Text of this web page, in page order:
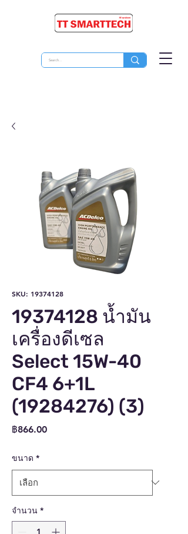
SKU: 19374128
19374128 น้ำมัน
เครื่องดีเซล
Select 15W-40
CF4 6+1L
(19284276) (3)
฿866.00ราคา
ขนาด *
จำนวน *